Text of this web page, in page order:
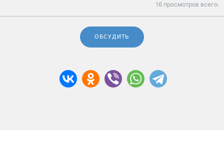
16 просмотров всего.
ОБСУДИТЬ